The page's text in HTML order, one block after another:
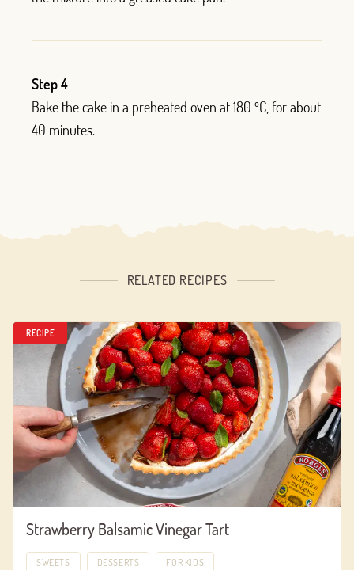
Step 4
Bake the cake in a preheated oven at 180 ºC, for about
40 minutes.
RELATED RECIPES
RECIPE
Strawberry Balsamic Vinegar Tart
SWEETS DESSERTS FOR KIDS